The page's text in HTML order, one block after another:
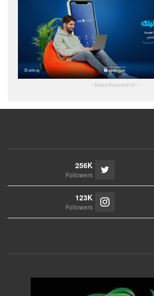
- Advertisement -
256K
Followers
123K
Followers